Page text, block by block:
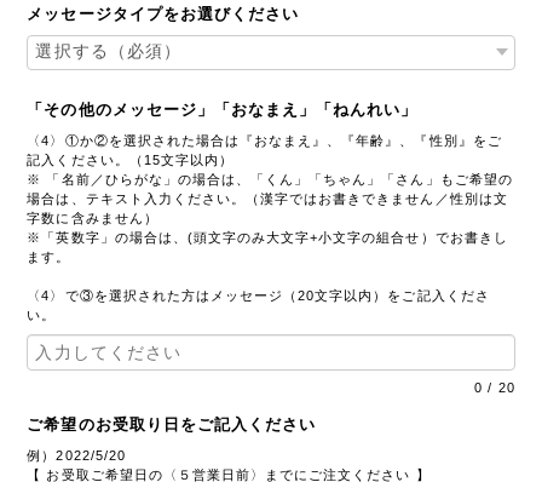
メッセージタイプをお選びください
「その他のメッセージ」「おなまえ」「ねんれい」
〈4〉①か②を選択された場合は『おなまえ』、『年齢』、『性別』をご
記入ください。（15文字以内）
※ 「名前／ひらがな」の場合は、「くん」「ちゃん」「さん」もご希望の
場合は、テキスト入力ください。（漢字ではお書きできません／性別は文
字数に含みません）
※「英数字」の場合は、(頭文字のみ大文字+小文字の組合せ）でお書きし
ます。
〈4〉で③を選択された方はメッセージ（20文字以内）をご記入くださ
い。
0 / 20
ご希望のお受取り日をご記入ください
例）2022/5/20
【 お受取ご希望日の〈５営業日前〉までにご注文ください 】